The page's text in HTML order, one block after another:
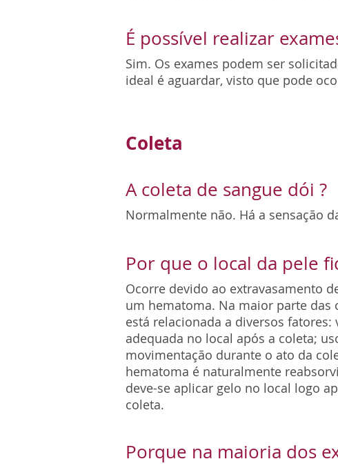
É possível realizar
Sim. Os exames podem ser
ideal é aguardar, visto que pode
Coleta
A coleta de sangue dói ?
Normalmente não. Há a sensação
Por que o local da pele
Ocorre devido ao extravasamento
um hematoma. Na maior parte das
está relacionada a diversos
adequada no local após a coleta;
movimentação durante o ato da
hematoma é naturalmente
deve-se aplicar gelo no local logo
coleta.
Porque na maioria dos